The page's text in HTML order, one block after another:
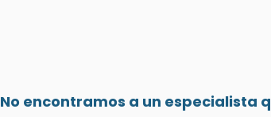
No encontramos a un especialista